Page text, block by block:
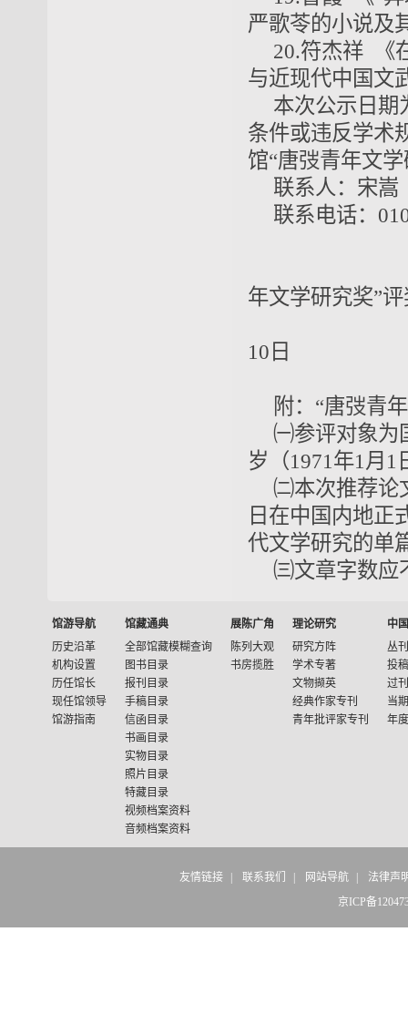
严歌苓的小说及
20.符杰祥 《
与近现代中国文
本次公示日期
条件或违反学术
馆“唐弢青年文
联系人：宋嵩
联系电话：
年文学研究奖”
10日
附：“唐弢青
㈠参评对象为
岁（1971年1月
㈡本次推荐论
日在中国内地正
代文学研究的单
㈢文章字数应
馆游导航
历史沿革
机构设置
历任馆长
现任馆领导
馆游指南
馆藏通典
全部馆藏模糊查询
图书目录
报刊目录
手稿目录
信函目录
书画目录
实物目录
照片目录
特藏目录
视频档案资料
音频档案资料
展陈广角
陈列大观
书房揽胜
理论研究
研究方阵
学术专著
文物撷英
经典作家专刊
青年批评家专刊
中
丛
投
过
当
年
友情链接 联系我们 网站导航
法律声
京ICP备